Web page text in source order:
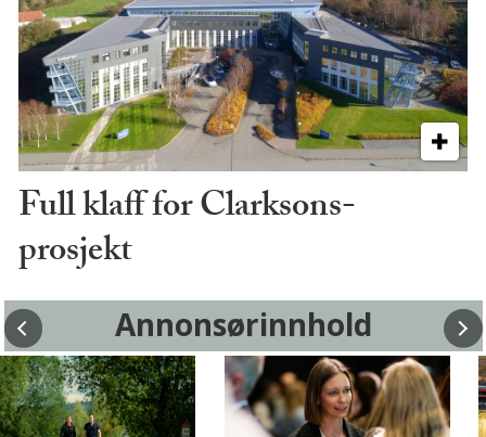
Full klaff for Clarksons-
prosjekt
Annonsørinnhold